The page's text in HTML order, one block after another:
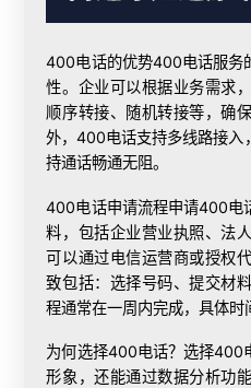
400电话的优势400电话服务
性。企业可以根据业务需求
顺序转接、随机转接等，确
外，400电话支持多线路接入
持通话畅通无阻。
400电话申请流程申请400电
料，包括企业营业执照、法
可以通过电信运营商或授权
致包括：选择号码、提交材
程通常在一周内完成，具体时
为何选择400电话？选择400
形象，还能通过数据分析功